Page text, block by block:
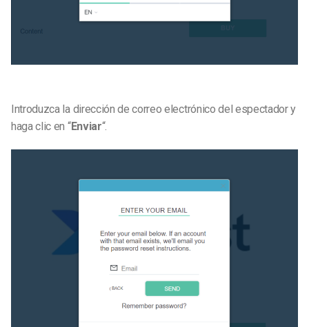
Introduzca la dirección de correo electrónico del espectador y
haga clic en “Enviar“.